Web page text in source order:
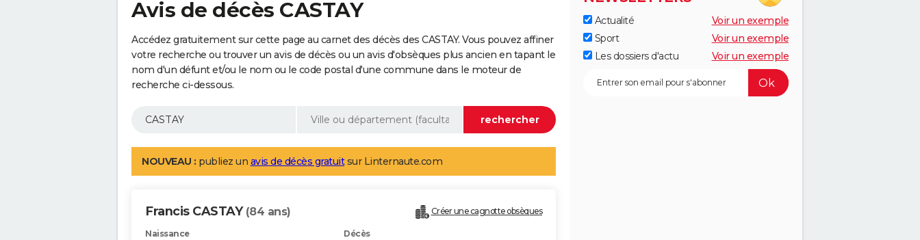
Avis de décès CASTAY
Accédez gratuitement sur cette page au carnet des décès des CASTAY. Vous pouvez affiner
votre recherche ou trouver un avis de décès ou un avis d'obsèques plus ancien en tapant le
nom d'un défunt et/ou le nom ou le code postal d'une commune dans le moteur de
recherche ci-dessous.
NOUVEAU : publiez un avis de décès gratuitsur Linternaute.com
Francis CASTAY (84 ans) Créer une cagnotte obsèques
Naissance Décès
Actualité
Voir un exemple
Sport
Voir un exemple
Les dossiers d'actu
Voir un exemple